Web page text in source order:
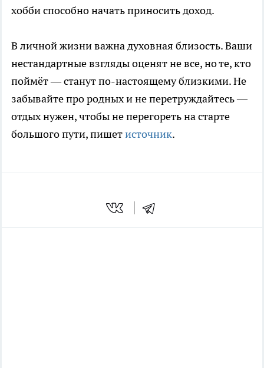
хобби способно начать приносить доход.
В личной жизни важна духовная близость. Ваши
нестандартные взгляды оценят не все, но те, кто
поймёт — станут по-настоящему близкими. Не
забывайте про родных и не перетруждайтесь —
отдых нужен, чтобы не перегореть на старте
большого пути, пишетисточник.